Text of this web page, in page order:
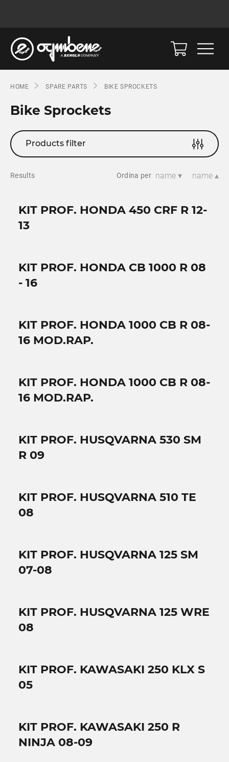
HOME SPARE PARTS BIKE SPROCKETS
Bike Sprockets
Products filter
Results Ordina per name ▾ name ▴
KIT PROF. HONDA 450 CRF R 12-
13
KIT PROF. HONDA CB 1000 R 08
- 16
KIT PROF. HONDA 1000 CB R 08-
16 MOD.RAP.
KIT PROF. HONDA 1000 CB R 08-
16 MOD.RAP.
KIT PROF. HUSQVARNA 530 SM
R 09
KIT PROF. HUSQVARNA 510 TE
08
KIT PROF. HUSQVARNA 125 SM
07-08
KIT PROF. HUSQVARNA 125 WRE
08
KIT PROF. KAWASAKI 250 KLX S
05
KIT PROF. KAWASAKI 250 R
NINJA 08-09